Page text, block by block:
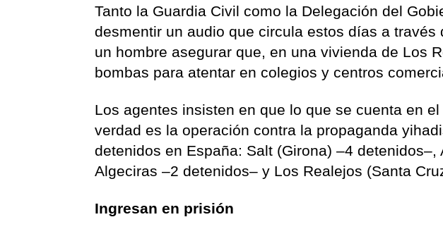
Tanto la Guardia Civil como la Delegación del
desmentir un audio que circula estos días a
un hombre asegurar que, en una vivienda de Los
bombas para atentar en colegios y centros
Los agentes insisten en que lo que se cuenta en
verdad es la operación contra la propaganda
detenidos en España: Salt (Girona) –4
Algeciras –2 detenidos– y Los Realejos (Santa
Ingresan en prisión